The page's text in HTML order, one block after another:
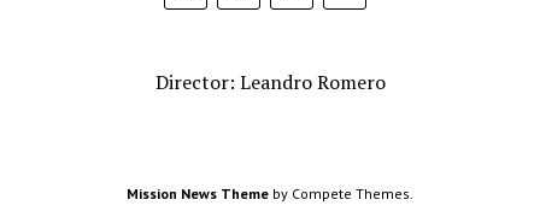
Director: Leandro Romero
Mission News Theme by Compete Themes.